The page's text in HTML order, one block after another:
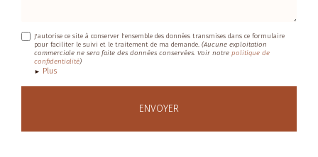
J'autorise ce site à conserver l'ensemble des données transmises dans ce formulaire
pour faciliter le suivi et le traitement de ma demande.(Aucune exploitation
commerciale ne sera faite des données conservées. Voir notrepolitique de
confidentialité)
Plus